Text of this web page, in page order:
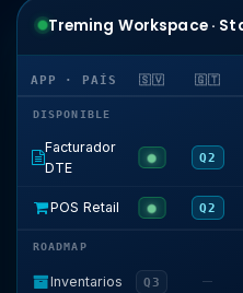
Treming Workspace ·
APP · PAÍS 🇸🇻 🇬🇹
DISPONIBLE
Facturador
DTE
● Q2
POS Retail ● Q2
ROADMAP
Inventarios Q3 —